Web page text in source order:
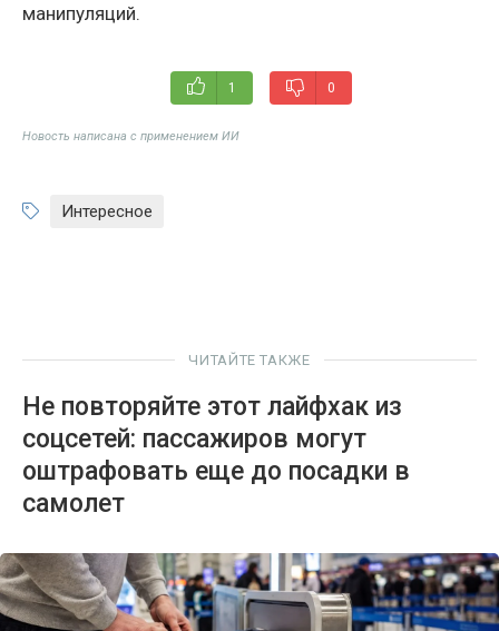
манипуляций.
1 0
Новость написана с применением ИИ
Интересное
ЧИТАЙТЕ ТАКЖЕ
Не повторяйте этот лайфхак из
соцсетей: пассажиров могут
оштрафовать еще до посадки в
самолет